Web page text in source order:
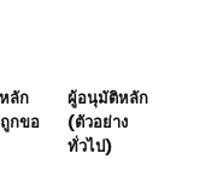
ลัก
กขอ
ผู้อนุมัติหลัก
(ตัวอย่าง
ทั่วไป)